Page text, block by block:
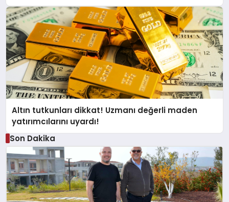
Altın tutkunları dikkat! Uzmanı değerli maden
yatırımcılarını uyardı!
Son Dakika